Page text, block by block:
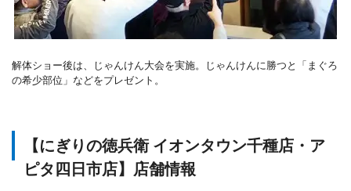
解体ショー後は、じゃんけん大会を実施。じゃんけんに勝つと「まぐろ
の希少部位」などをプレゼント。
【にぎりの徳兵衛 イオンタウン千種店・ア
ピタ四日市店】店舗情報